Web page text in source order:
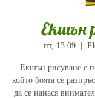
Екшън
пт, 13.09
  |
Екшън рисуване е
който боята се
да се нанася